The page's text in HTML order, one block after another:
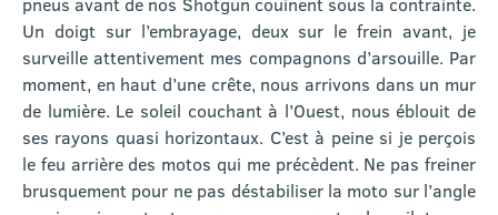
Un doigt sur l’embrayage, deux sur le frein avant, je
surveille attentivement mes compagnons d’arsouille. Par
moment, en haut d’une crête, nous arrivons dans un mur
de lumière. Le soleil couchant à l’Ouest, nous éblouit de
ses rayons quasi horizontaux. C’est à peine si je perçois
le feu arrière des motos qui me précèdent. Ne pas freiner
brusquement pour ne pas déstabiliser la moto sur l’angle